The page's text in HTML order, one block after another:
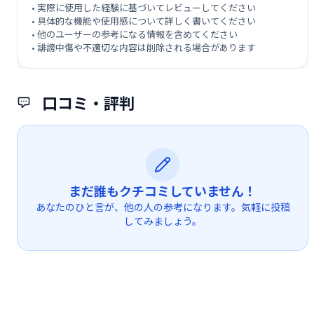
口コミ・評判
まだ誰もクチコミしていません！
あなたのひと言が、他の人の参考になります。気軽に投稿
してみましょう。
• 実際に使用した経験に基づいてレビューしてください
• 具体的な機能や使用感について詳しく書いてください
• 他のユーザーの参考になる情報を含めてください
• 誹謗中傷や不適切な内容は削除される場合があります